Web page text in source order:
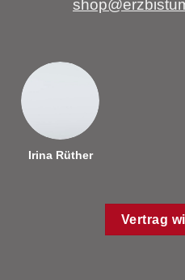
Irina Rüther
Vertrag